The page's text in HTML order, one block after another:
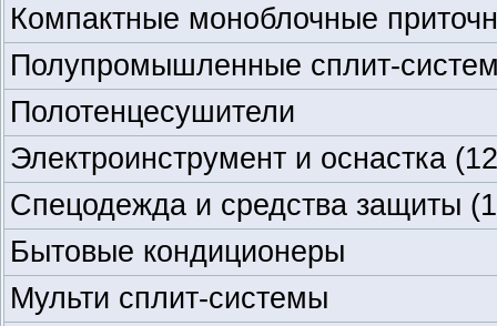
Компактные моноблочные
Полупромышленные сплит-
Полотенцесушители
Электроинструмент и оснастка
Спецодежда и средства защиты
Бытовые кондиционеры
Мульти сплит-системы